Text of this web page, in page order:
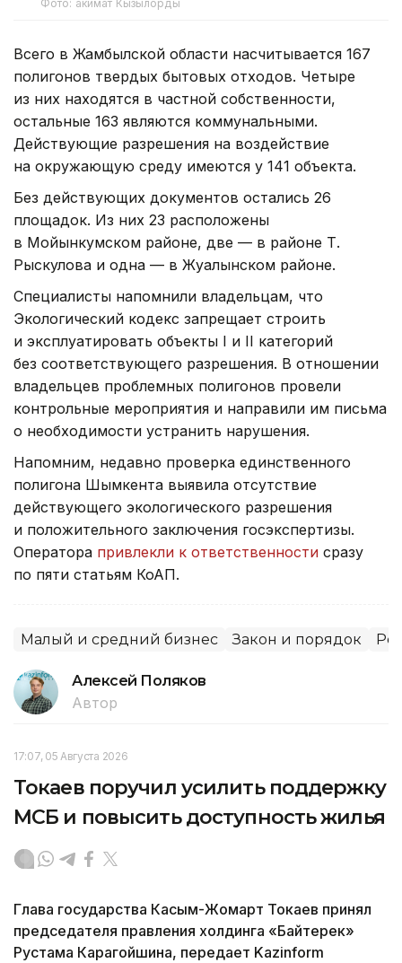
Фото: акимат Кызылорды
Всего в Жамбылской области насчитывается 167
полигонов твердых бытовых отходов. Четыре
из них находятся в частной собственности,
остальные 163 являются коммунальными.
Действующие разрешения на воздействие
на окружающую среду имеются у 141 объекта.
Без действующих документов остались 26
площадок. Из них 23 расположены
в Мойынкумском районе, две — в районе Т.
Рыскулова и одна — в Жуалынском районе.
Специалисты напомнили владельцам, что
Экологический кодекс запрещает строить
и эксплуатировать объекты I и II категорий
без соответствующего разрешения. В отношении
владельцев проблемных полигонов провели
контрольные мероприятия и направили им письма
о необходимости устранить нарушения.
Напомним, недавно проверка единственного
полигона Шымкента выявила отсутствие
действующего экологического разрешения
и положительного заключения госэкспертизы.
Оператора привлекли к ответственности сразу
по пяти статьям КоАП.
Малый и средний бизнес Закон и порядок
Алексей Поляков
Автор
17:07, 05 Августа 2026
Токаев поручил усилить поддержку
МСБ и повысить доступность жилья
Глава государства Касым-Жомарт Токаев принял
председателя правления холдинга «Байтерек»
Рустама Карагойшина, передает Kazinform